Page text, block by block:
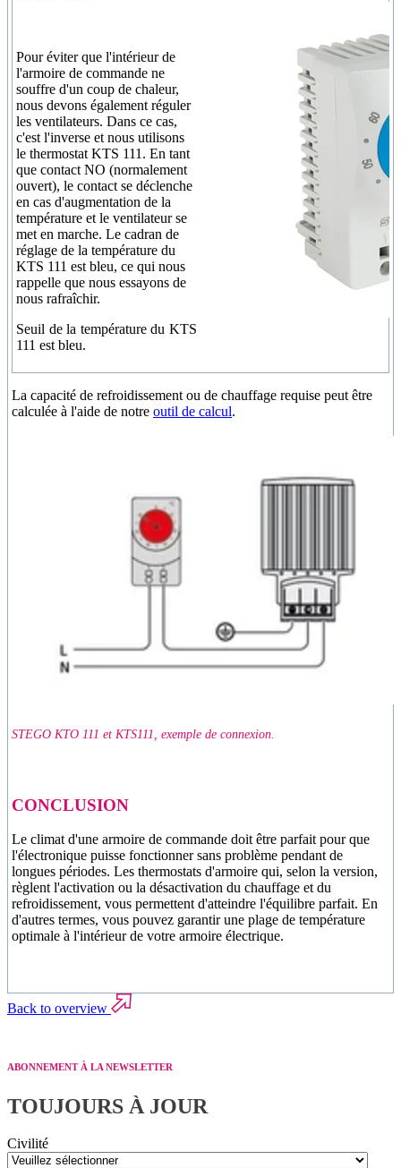
Pour éviter que l'intérieur de
l'armoire de commande ne
souffre d'un coup de chaleur,
nous devons également réguler
les ventilateurs. Dans ce cas,
c'est l'inverse et nous utilisons
le thermostat KTS 111. En tant
que contact NO (normalement
ouvert), le contact se déclenche
en cas d'augmentation de la
température et le ventilateur se
met en marche. Le cadran de
réglage de la température du
KTS 111 est bleu, ce qui nous
rappelle que nous essayons de
nous rafraîchir.
Seuil de la température du KTS
111 est bleu.
La capacité de refroidissement ou de chauffage requise peut être
calculée à l'aide de notre outil de calcul.
STEGO KTO 111 et KTS111, exemple de connexion.
CONCLUSION
Le climat d'une armoire de commande doit être parfait pour que
l'électronique puisse fonctionner sans problème pendant de
longues périodes. Les thermostats d'armoire qui, selon la version,
règlent l'activation ou la désactivation du chauffage et du
refroidissement, vous permettent d'atteindre l'équilibre parfait. En
d'autres termes, vous pouvez garantir une plage de température
optimale à l'intérieur de votre armoire électrique.
Back to overview
ABONNEMENT À LA NEWSLETTER
TOUJOURS À JOUR
Civilité